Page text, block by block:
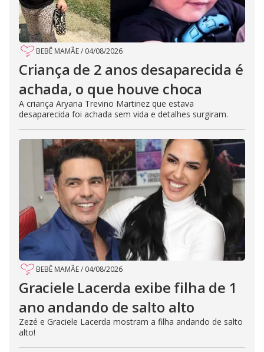
BEBÊ MAMÃE/ 04/08/2026
Criança de 2 anos desaparecida é
achada, o que houve choca
A criança Aryana Trevino Martinez que estava
desaparecida foi achada sem vida e detalhes surgiram.
BEBÊ MAMÃE/ 04/08/2026
Graciele Lacerda exibe filha de 1
ano andando de salto alto
Zezé e Graciele Lacerda mostram a filha andando de salto
alto!